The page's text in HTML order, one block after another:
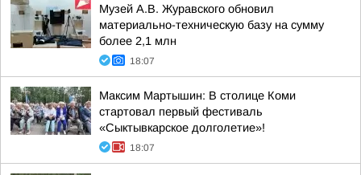
Музей А.В. Журавского обновил
материально-техническую базу на сумму
более 2,1 млн
18:07
Максим Мартышин: В столице Коми
стартовал первый фестиваль
«Сыктывкарское долголетие»!
18:07